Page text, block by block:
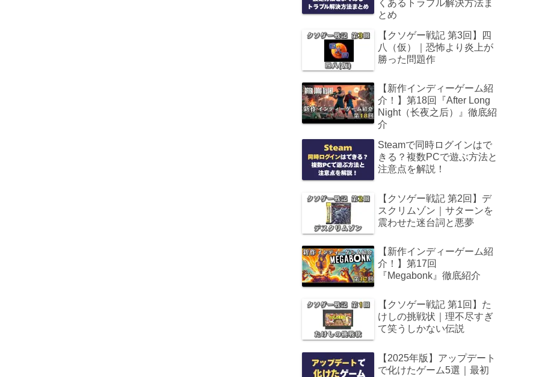
くあるトラブル解決方法ま
とめ
【クソゲー戦記 第3回】四
八（仮）｜恐怖より炎上が
勝った問題作
【新作インディーゲーム紹
介！】第18回『After Long
Night（长夜之后）』徹底紹
介
Steamで同時ログインはで
きる？複数PCで遊ぶ方法と
注意点を解説！
【クソゲー戦記 第2回】デ
スクリムゾン｜サターンを
震わせた迷台詞と悪夢
【新作インディーゲーム紹
介！】第17回
『Megabonk』徹底紹介
【クソゲー戦記 第1回】た
けしの挑戦状｜理不尽すぎ
て笑うしかない伝説
【2025年版】アップデート
で化けたゲーム5選｜最初